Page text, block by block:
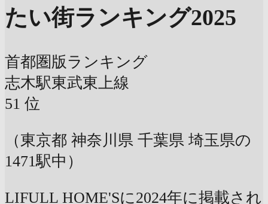
たい街ランキング2025
首都圏版ランキング
志木駅東武東上線
51 位
（東京都 神奈川県 千葉県 埼玉県の
1471駅中）
LIFULL HOME'Sに2024年に掲載され